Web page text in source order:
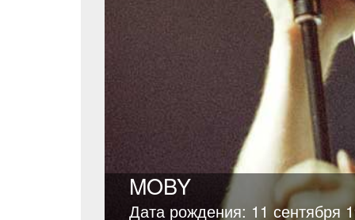
MOBY
Дата рождения: 11 сентября